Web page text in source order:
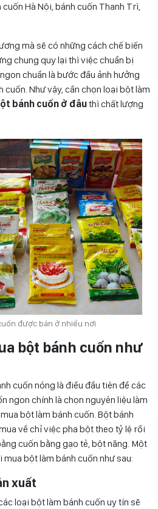
Hà Nội, bánh cuốn Thanh Trì,
mà sẽ có những cách chế biến
chung quy lại thì việc chuẩn bị
chuẩn là bước đầu ảnh hưởng
cuốn. Như vậy, cần chọn loại bột làm
bánh cuốn ở đâuthì chất lượng
được bán ở nhiều nơi
bột bánh cuốn như
cuốn nóng là điều đầu tiên để các
ngon chính là chọn nguyên liệu làm
bột làm bánh cuốn. Bột bánh
về chỉ việc pha bột theo tỷ lệ rồi
cuốn bằng gạo tẻ, bột năng. Một
bột làm bánh cuốn như sau:
xuất
loại bột làm bánh cuốn uy tín sẽ